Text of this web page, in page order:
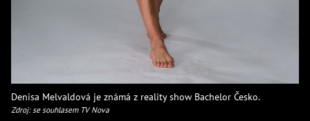
Denisa Melvaldová je známá z reality show Bachelor Česko.
Zdroj: se souhlasem TV Nova